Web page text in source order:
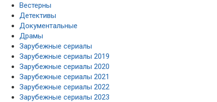
Вестерны
Детективы
Документальные
Драмы
Зарубежные сериалы
Зарубежные сериалы 2019
Зарубежные сериалы 2020
Зарубежные сериалы 2021
Зарубежные сериалы 2022
Зарубежные сериалы 2023